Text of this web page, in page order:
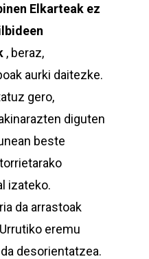
Elkarteak ez
, beraz,
aurki daitezke.
gero,
diguten
beste
izateko.
da arrastoak
eremu
desorientatzea.